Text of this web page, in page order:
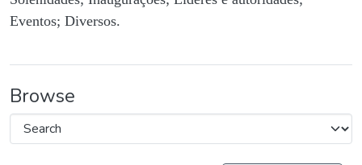
Eventos; Diversos.
Browse